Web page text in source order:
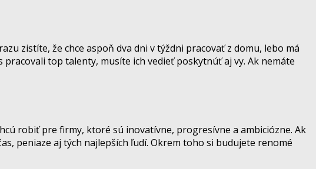
zistíte, že chce aspoň dva dni v týždni pracovať z domu, lebo má
pracovali top talenty, musíte ich vedieť poskytnúť aj vy. Ak nemáte
robiť pre firmy, ktoré sú inovatívne, progresívne a ambiciózne. Ak
peniaze aj tých najlepších ľudí. Okrem toho si budujete renomé